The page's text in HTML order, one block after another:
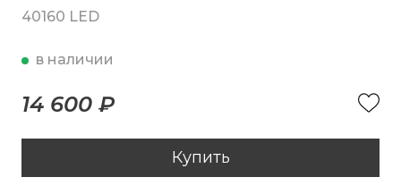
40160 LED
в наличии
14 600 ₽
Купить